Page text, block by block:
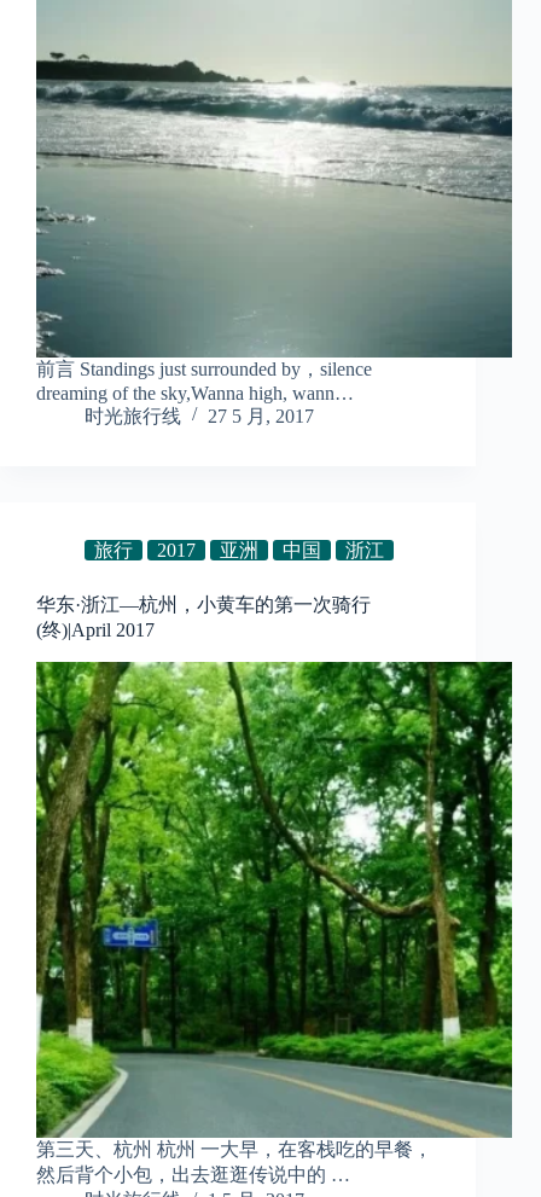
前言 Standings just surrounded by，silence
dreaming of the sky,Wanna high, wann…
时光旅行线
27 5 月, 2017
旅行 2017 亚洲 中国 浙江
华东·浙江—杭州，小黄车的第一次骑行
(终)|April 2017
第三天、杭州 杭州 一大早，在客栈吃的早餐，
然后背个小包，出去逛逛传说中的 …